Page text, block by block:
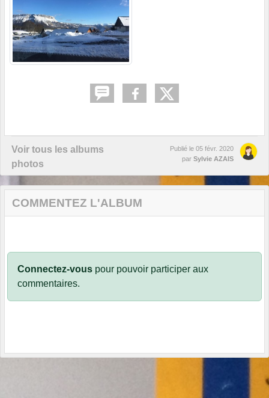
Voir tous les albums
photos
Publié le 05 févr. 2020
par Sylvie AZAIS
COMMENTEZ L'ALBUM
Connectez-vous pour pouvoir participer aux
commentaires.